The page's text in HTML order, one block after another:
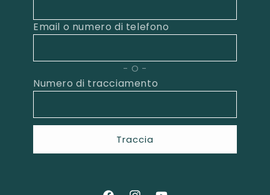
Email o numero di telefono
O
Numero di tracciamento
Traccia